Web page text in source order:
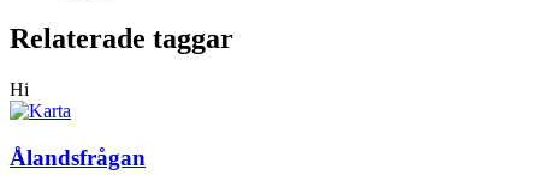
Relaterade taggar
Hi
Ålandsfrågan